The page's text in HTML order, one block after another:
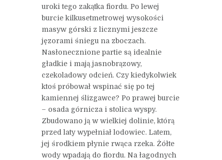
uroki tego zakątka fiordu. Po lewej
burcie kilkusetmetrowej wysokości
masyw górski z licznymi jeszcze
jęzorami śniegu na zboczach.
Nasłonecznione partie są idealnie
gładkie i mają jasnobrązowy,
czekoladowy odcień. Czy kiedykolwiek
ktoś próbował wspinać się po tej
kamiennej ślizgawce? Po prawej burcie
– osada górnicza i stolica wyspy.
Zbudowano ją w wielkiej dolinie, którą
przed laty wypełniał lodowiec. Latem,
jej środkiem płynie rwąca rzeka. Żółte
wody wpadają do fiordu. Na łagodnych